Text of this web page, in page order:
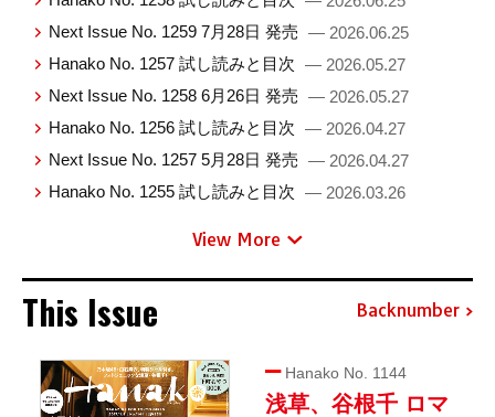
Next Issue No. 1259 7月28日 発売 — 2026.06.25
Hanako No. 1257 試し読みと目次 — 2026.05.27
Next Issue No. 1258 6月26日 発売 — 2026.05.27
Hanako No. 1256 試し読みと目次 — 2026.04.27
Next Issue No. 1257 5月28日 発売 — 2026.04.27
Hanako No. 1255 試し読みと目次 — 2026.03.26
View More
This Issue Backnumber
Hanako No. 1144
浅草、谷根千 ロマ